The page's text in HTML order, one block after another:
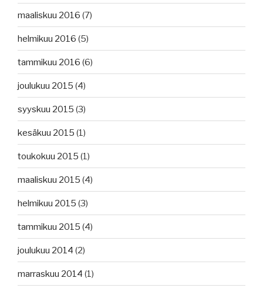
maaliskuu 2016 (7)
helmikuu 2016 (5)
tammikuu 2016 (6)
joulukuu 2015 (4)
syyskuu 2015 (3)
kesäkuu 2015 (1)
toukokuu 2015 (1)
maaliskuu 2015 (4)
helmikuu 2015 (3)
tammikuu 2015 (4)
joulukuu 2014 (2)
marraskuu 2014 (1)